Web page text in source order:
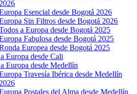
Esencial desde Bogotá 2026
Sin Filtros desde Bogotá 2026
a Europa desde Bogotá 2025
Fabulosa desde Bogotá 2025
Europea desde Bogotá 2025
Europa desde Cali
Europa desde Medellín
Travesía Ibérica desde Medellín
Postales del Alma desde Medellín